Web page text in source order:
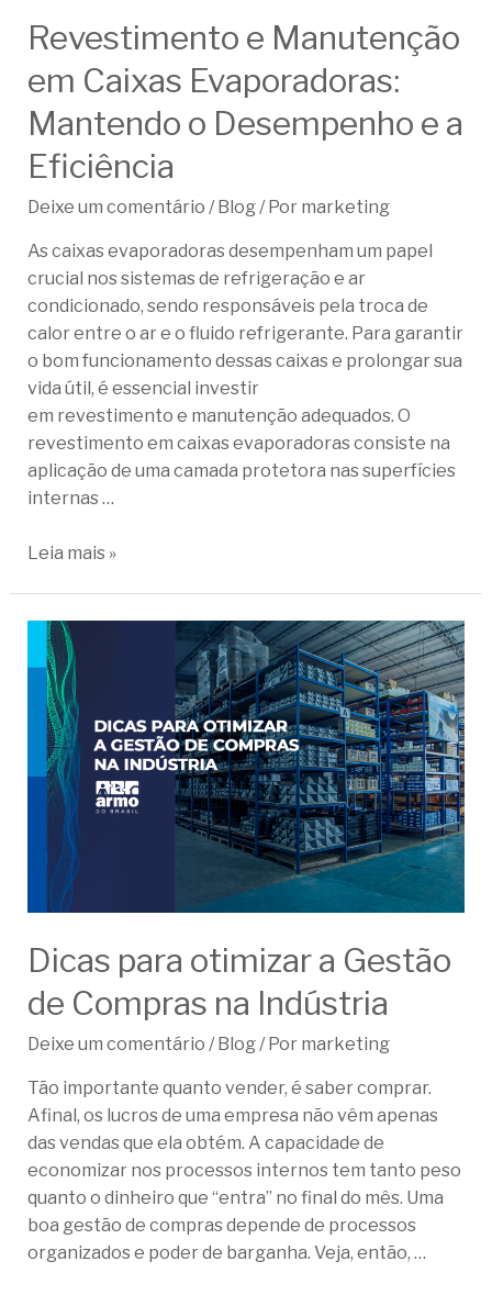
Revestimento e Manutenção
em Caixas Evaporadoras:
Mantendo o Desempenho e a
Eficiência
Deixe um comentário /Blog/ Por marketing
As caixas evaporadoras desempenham um papel
crucial nos sistemas de refrigeração e ar
condicionado, sendo responsáveis pela troca de
calor entre o ar e o fluido refrigerante. Para garantir
o bom funcionamento dessas caixas e prolongar sua
vida útil, é essencial investir
em revestimento e manutenção adequados. O
revestimento em caixas evaporadoras consiste na
aplicação de uma camada protetora nas superfícies
internas …
Leia mais »
Dicas para otimizar a Gestão
de Compras na Indústria
Deixe um comentário /Blog/ Por marketing
Tão importante quanto vender, é saber comprar.
Afinal, os lucros de uma empresa não vêm apenas
das vendas que ela obtém. A capacidade de
economizar nos processos internos tem tanto peso
quanto o dinheiro que “entra” no final do mês. Uma
boa gestão de compras depende de processos
organizados e poder de barganha. Veja, então, …